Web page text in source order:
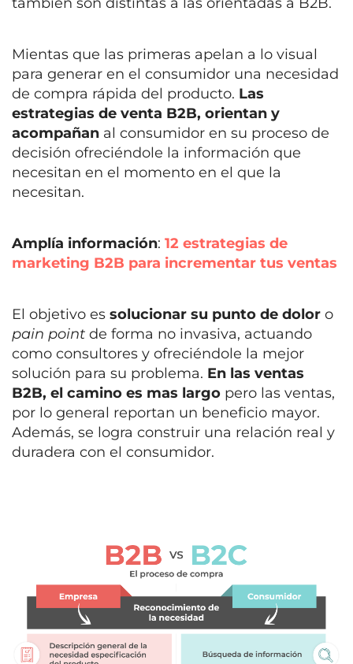
Mientas que las primeras apelan a lo visual
para generar en el consumidor una necesidad
de compra rápida del producto. Las
estrategias de venta B2B, orientan y
acompañan al consumidor en su proceso de
decisión ofreciéndole la información que
necesitan en el momento en el que la
necesitan.
Amplía información: 12 estrategias de
marketing B2B para incrementar tus ventas
El objetivo es solucionar su punto de dolor o
pain point de forma no invasiva, actuando
como consultores y ofreciéndole la mejor
solución para su problema. En las ventas
B2B, el camino es mas largo pero las ventas,
por lo general reportan un beneficio mayor.
Además, se logra construir una relación real y
duradera con el consumidor.